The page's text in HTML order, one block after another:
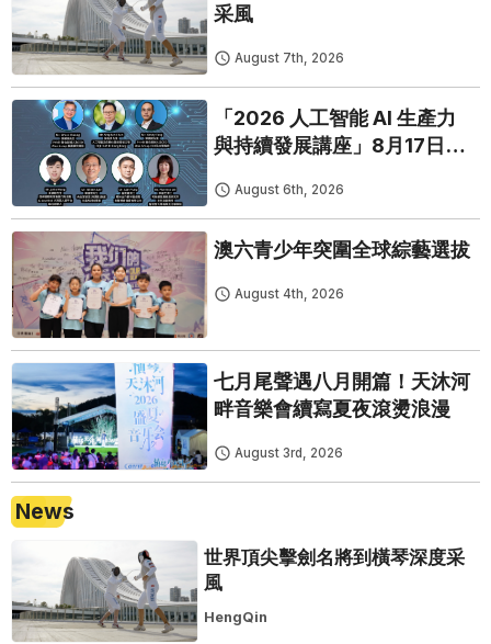
采風
August 7th, 2026
「2026 人工智能 AI 生產力
與持續發展講座」8月17日免
August 6th, 2026
澳六青少年突圍全球綜藝選拔
August 4th, 2026
七月尾聲遇八月開篇！天沐河
畔音樂會續寫夏夜滾燙浪漫
August 3rd, 2026
News
世界頂尖擊劍名將到橫琴深度采
風
HengQin